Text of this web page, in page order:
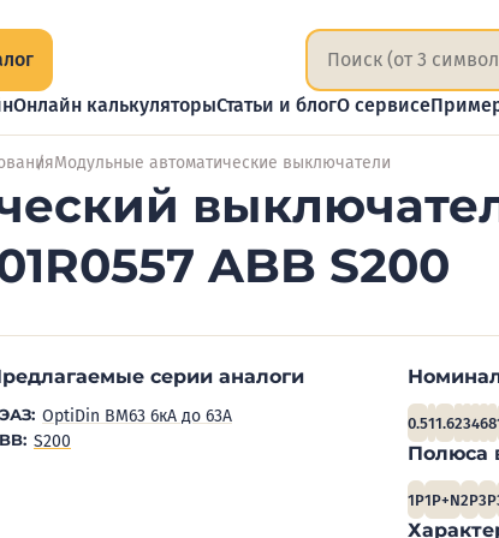
Онлайн калькуляторыСтатьи и блогО сервисе
Модульные автоматические выключатели
ABB S200
серии аналоги
OptiDin BM63 6кА до 63А
S200
0.511.623468
Полюса
1P1P+N2P3P